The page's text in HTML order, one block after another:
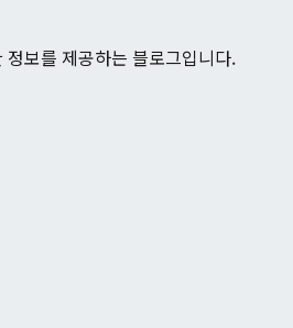
정보를 제공하는 블로그입니다.